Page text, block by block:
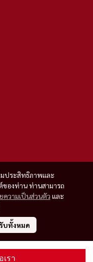
เรา
มประสิทธิภาพและ
ของท่าน ท่านสามารถ
ความเป็นส่วนตัว และ
บทั้งหมด
| Powered by MWE